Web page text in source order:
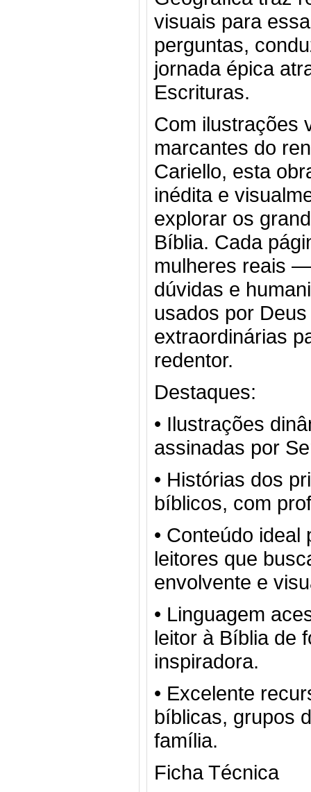
visuais para
perguntas,
jornada épica
Escrituras.
Com ilustrações
marcantes do
Cariello, esta
inédita e
explorar os
Bíblia. Cada
mulheres reais
dúvidas e
usados por
extraordinárias
redentor.
Destaques:
• Ilustrações
assinadas por
• Histórias dos
bíblicos, com
• Conteúdo
leitores que
envolvente e
• Linguagem
leitor à Bíblia de
inspiradora.
• Excelente
bíblicas, grupos
família.
Ficha Técnica